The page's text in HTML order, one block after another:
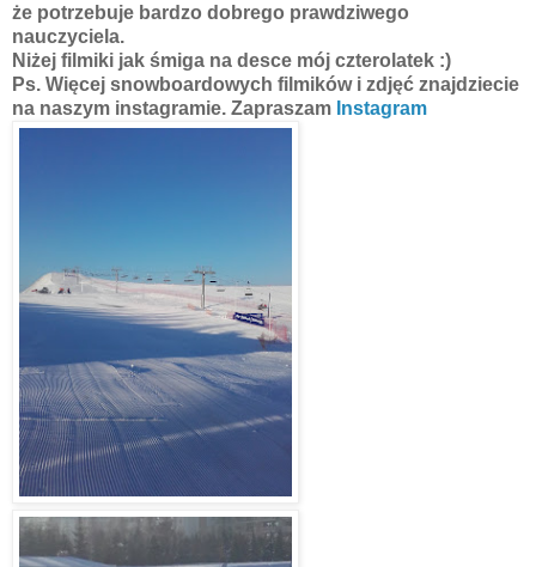
że potrzebuje bardzo dobrego prawdziwego
nauczyciela.
Niżej filmiki jak śmiga na desce mój czterolatek :)
Ps. Więcej snowboardowych filmików i zdjęć znajdziecie
na naszym instagramie. Zapraszam Instagram